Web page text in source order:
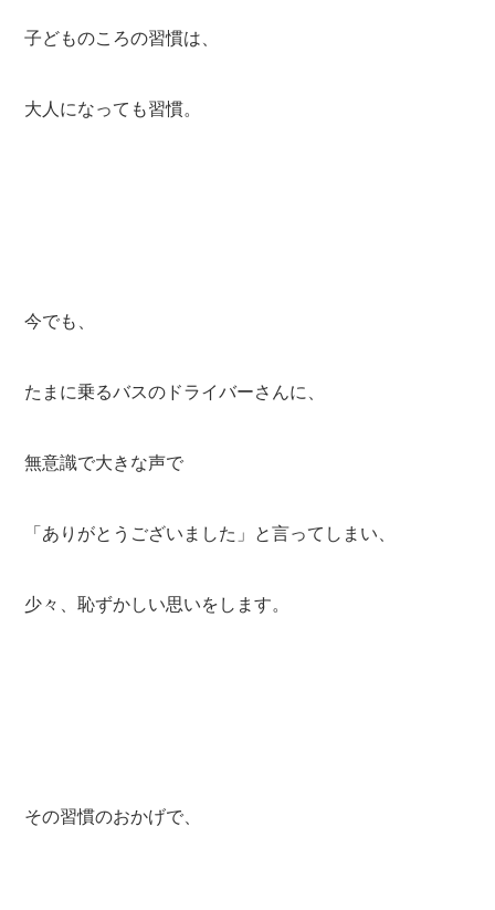
子どものころの習慣は、
大人になっても習慣。
今でも、
たまに乗るバスのドライバーさんに、
無意識で大きな声で
「ありがとうございました」と言ってしまい、
少々、恥ずかしい思いをします。
その習慣のおかげで、